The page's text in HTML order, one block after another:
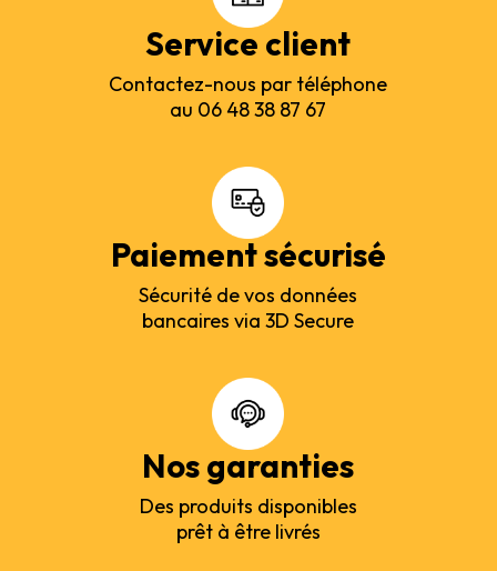
Service client
Contactez-nous par téléphone
au 06 48 38 87 67
Paiement sécurisé
Sécurité de vos données
bancaires via 3D Secure
Nos garanties
Des produits disponibles
prêt à être livrés